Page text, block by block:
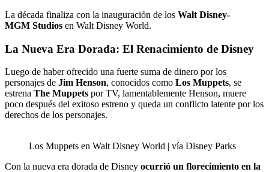
La década finaliza con la inauguración de los Walt Disney-
MGM Studios en Walt Disney World.
La Nueva Era Dorada: El Renacimiento de Disney
Luego de haber ofrecido una fuerte suma de dinero por los
personajes de Jim Henson, conocidos como Los Muppets, se
estrena The Muppets por TV, lamentablemente Henson, muere
poco después del exitoso estreno y queda un conflicto latente por los
derechos de los personajes.
Los Muppets en Walt Disney World | vía Disney Parks
Con la nueva era dorada de Disney ocurrió un florecimiento en la